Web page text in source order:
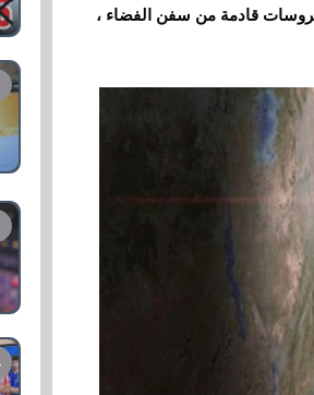
قادمة من سفن الفضاء ،